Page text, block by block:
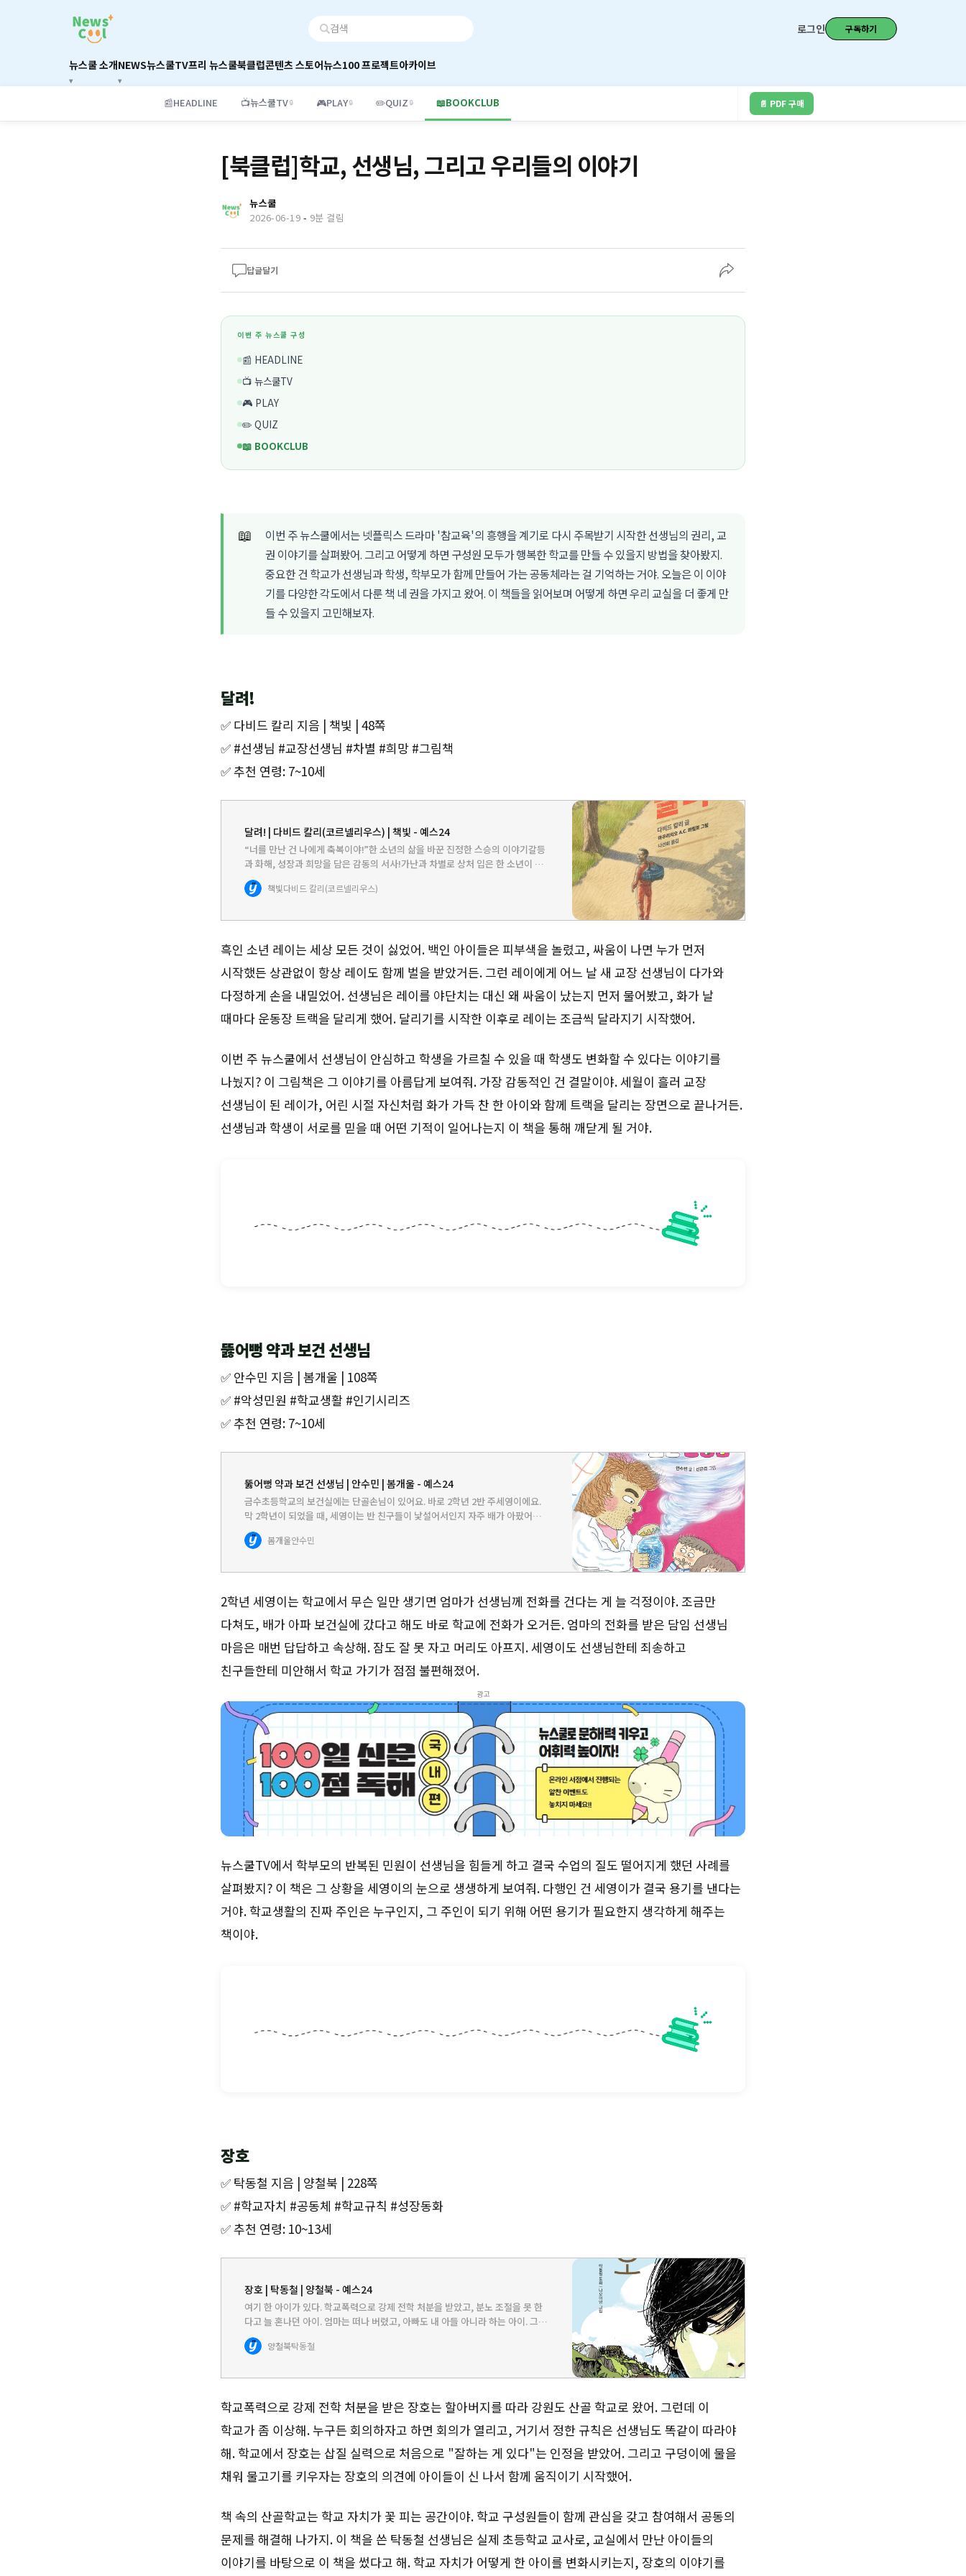
로그인 구독하기
뉴스쿨 소개NEWS뉴스쿨TV프리 뉴스쿨북클럽콘텐츠 스토어뉴스100 프로젝트아카이브
📰HEADLINE 📺뉴스쿨TV🔒 🎮PLAY🔒 ✏️QUIZ 🔒 📖BOOKCLUB 📄 PDF 구매
[북클럽]학교, 선생님, 그리고 우리들의 이야기
뉴스쿨
2026-06-19 - 9분 걸림
답글달기
이번 주 뉴스쿨 구성
📰 HEADLINE
📺 뉴스쿨TV
🎮 PLAY
✏️ QUIZ
📖 BOOKCLUB
📖
이번 주 뉴스쿨에서는 넷플릭스 드라마 '참교육'의 흥행을 계기로 다시 주목받기 시작한 선생님의 권리, 교
권 이야기를 살펴봤어. 그리고 어떻게 하면 구성원 모두가 행복한 학교를 만들 수 있을지 방법을 찾아봤지.
중요한 건 학교가 선생님과 학생, 학부모가 함께 만들어 가는 공동체라는 걸 기억하는 거야. 오늘은 이 이야
기를 다양한 각도에서 다룬 책 네 권을 가지고 왔어. 이 책들을 읽어보며 어떻게 하면 우리 교실을 더 좋게 만
들 수 있을지 고민해보자.
달려!
✅ 다비드 칼리 지음 | 책빛 | 48쪽
✅ #선생님 #교장선생님 #차별 #희망 #그림책
✅ 추천 연령: 7~10세
달려! | 다비드 칼리(코르넬리우스) | 책빛 - 예스24
“너를 만난 건 나에게 축복이야!”한 소년의 삶을 바꾼 진정한 스승의 이야기갈등
과 화해, 성장과 희망을 담은 감동의 서사!가난과 차별로 상처 입은 한 소년이 한
선생님의 따뜻한 관심과 응원으로 새로운 희망을 찾아가는 이야기가 감동적으로
펼쳐진다. 세상에 대한…
책빛다비드 칼리(코르넬리우스)
흑인 소년 레이는 세상 모든 것이 싫었어. 백인 아이들은 피부색을 놀렸고, 싸움이 나면 누가 먼저
시작했든 상관없이 항상 레이도 함께 벌을 받았거든. 그런 레이에게 어느 날 새 교장 선생님이 다가와
다정하게 손을 내밀었어. 선생님은 레이를 야단치는 대신 왜 싸움이 났는지 먼저 물어봤고, 화가 날
때마다 운동장 트랙을 달리게 했어. 달리기를 시작한 이후로 레이는 조금씩 달라지기 시작했어.
이번 주 뉴스쿨에서 선생님이 안심하고 학생을 가르칠 수 있을 때 학생도 변화할 수 있다는 이야기를
나눴지? 이 그림책은 그 이야기를 아름답게 보여줘. 가장 감동적인 건 결말이야. 세월이 흘러 교장
선생님이 된 레이가, 어린 시절 자신처럼 화가 가득 찬 한 아이와 함께 트랙을 달리는 장면으로 끝나거든.
선생님과 학생이 서로를 믿을 때 어떤 기적이 일어나는지 이 책을 통해 깨닫게 될 거야.
뚫어뻥 약과 보건 선생님
✅ 안수민 지음 | 봄개울 | 108쪽
✅ #악성민원 #학교생활 #인기시리즈
✅ 추천 연령: 7~10세
뚫어뻥 약과 보건 선생님 | 안수민 | 봄개울 - 예스24
금수초등학교의 보건실에는 단골손님이 있어요. 바로 2학년 2반 주세영이에요.
막 2학년이 되었을 때, 세영이는 반 친구들이 낯설어서인지 자주 배가 아팠어요.
그래서 오전 열 시만 되면 습관처럼 보건실을 찾게 되었죠. 그런 세영이가 요즘은
걸핏하면 학교 선생님께…
봄개울안수민
2학년 세영이는 학교에서 무슨 일만 생기면 엄마가 선생님께 전화를 건다는 게 늘 걱정이야. 조금만
다쳐도, 배가 아파 보건실에 갔다고 해도 바로 학교에 전화가 오거든. 엄마의 전화를 받은 담임 선생님
마음은 매번 답답하고 속상해. 잠도 잘 못 자고 머리도 아프지. 세영이도 선생님한테 죄송하고
친구들한테 미안해서 학교 가기가 점점 불편해졌어.
광고
뉴스쿨TV에서 학부모의 반복된 민원이 선생님을 힘들게 하고 결국 수업의 질도 떨어지게 했던 사례를
살펴봤지? 이 책은 그 상황을 세영이의 눈으로 생생하게 보여줘. 다행인 건 세영이가 결국 용기를 낸다는
거야. 학교생활의 진짜 주인은 누구인지, 그 주인이 되기 위해 어떤 용기가 필요한지 생각하게 해주는
책이야.
장호
✅ 탁동철 지음 | 양철북 | 228쪽
✅ #학교자치 #공동체 #학교규칙 #성장동화
✅ 추천 연령: 10~13세
장호 | 탁동철 | 양철북 - 예스24
여기 한 아이가 있다. 학교폭력으로 강제 전학 처분을 받았고, 분노 조절을 못 한
다고 늘 혼나던 아이. 엄마는 떠나 버렸고, 아빠도 내 아들 아니라 하는 아이. 그런
아이의 손을 잡아 준 건 할아버지였고, 장호는 할아버지 따라 강원도 산골로 왔
다. 그런데 다시…
양철북탁동철
학교폭력으로 강제 전학 처분을 받은 장호는 할아버지를 따라 강원도 산골 학교로 왔어. 그런데 이
학교가 좀 이상해. 누구든 회의하자고 하면 회의가 열리고, 거기서 정한 규칙은 선생님도 똑같이 따라야
해. 학교에서 장호는 삽질 실력으로 처음으로 "잘하는 게 있다"는 인정을 받았어. 그리고 구덩이에 물을
채워 물고기를 키우자는 장호의 의견에 아이들이 신 나서 함께 움직이기 시작했어.
책 속의 산골학교는 학교 자치가 꽃 피는 공간이야. 학교 구성원들이 함께 관심을 갖고 참여해서 공동의
문제를 해결해 나가지. 이 책을 쓴 탁동철 선생님은 실제 초등학교 교사로, 교실에서 만난 아이들의
이야기를 바탕으로 이 책을 썼다고 해. 학교 자치가 어떻게 한 아이를 변화시키는지, 장호의 이야기를